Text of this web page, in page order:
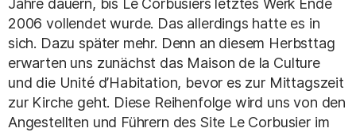
Jahre dauern, bis Le Corbusiers letztes Werk Ende
2006 vollendet wurde. Das allerdings hatte es in
sich. Dazu später mehr. Denn an diesem Herbsttag
erwarten uns zunächst das Maison de la Culture
und die Unité d’Habitation, bevor es zur Mittagszeit
zur Kirche geht. Diese Reihenfolge wird uns von den
Angestellten und Führern des Site Le Corbusier im